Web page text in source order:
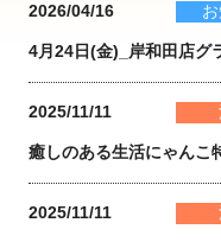
2026/04/16
4月24日(金)_岸和田店グ
2025/11/11
癒しのある生活にゃんこ
2025/11/11